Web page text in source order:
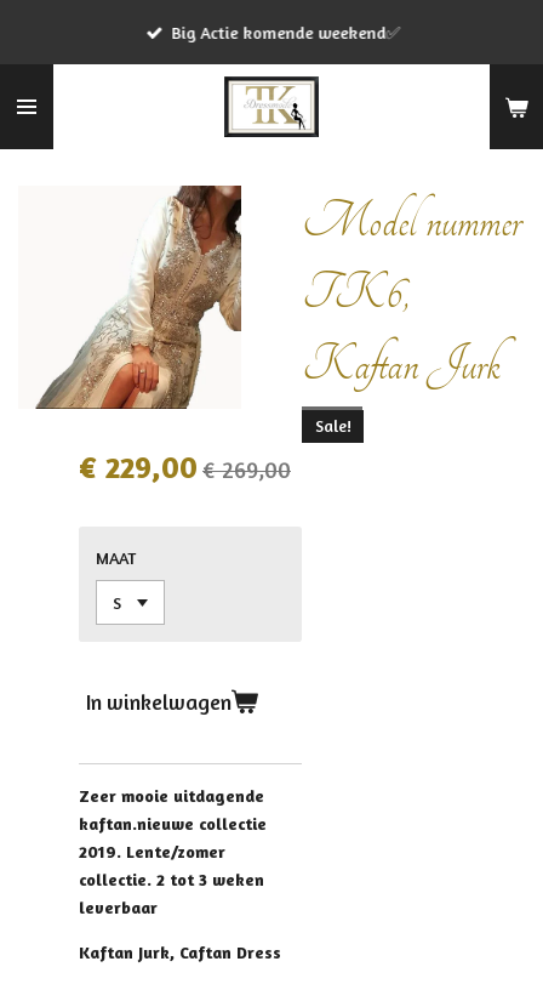
de
Big Actie komende weekend✅
Model nummer
TK6,
Kaftan Jurk
Sale!
€ 229,00 € 269,00
MAAT
In winkelwagen
Zeer mooie uitdagende
kaftan.nieuwe collectie
2019. Lente/zomer
collectie. 2 tot 3 weken
leverbaar
Kaftan Jurk, Caftan Dress